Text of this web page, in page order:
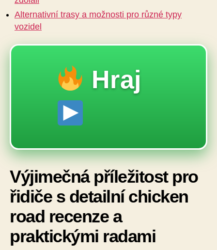
Alternativní trasy a možnosti pro různé typy
vozidel
Hraj
Výjimečná příležitost pro
řidiče s detailní chicken
road recenze a
praktickými radami